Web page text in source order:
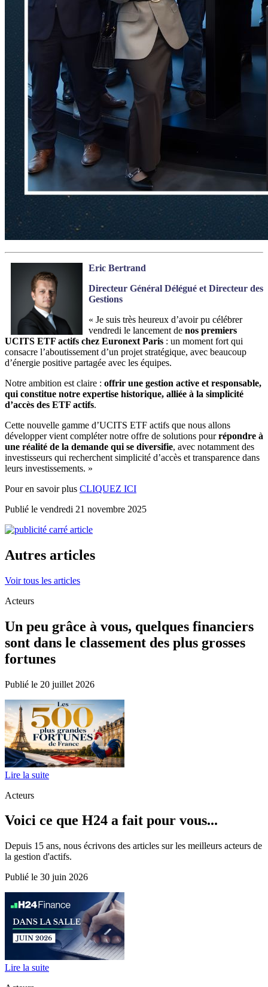
Eric Bertrand
Directeur Général Délégué et Directeur des
Gestions
« Je suis très heureux d’avoir pu célébrer
vendredi le lancement de nos premiers
UCITS ETF actifs chez Euronext Paris : un moment fort qui
consacre l’aboutissement d’un projet stratégique, avec beaucoup
d’énergie positive partagée avec les équipes.
Notre ambition est claire : offrir une gestion active et responsable,
qui constitue notre expertise historique, alliée à la simplicité
d’accès des ETF actifs.
Cette nouvelle gamme d’UCITS ETF actifs que nous allons
développer vient compléter notre offre de solutions pourrépondre à
une réalité de la demande qui se diversifie, avec notamment des
investisseurs qui recherchent simplicité d’accès et transparence dans
leurs investissements. »
Pour en savoir plus CLIQUEZ ICI
Publié le vendredi 21 novembre 2025
Autres articles
Voir tous les articles
Acteurs
Un peu grâce à vous, quelques financiers
sont dans le classement des plus grosses
fortunes
Publié le 20 juillet 2026
Lire la suite
Acteurs
Voici ce que H24 a fait pour vous...
Depuis 15 ans, nous écrivons des articles sur les meilleurs acteurs de
la gestion d'actifs.
Publié le 30 juin 2026
Lire la suite